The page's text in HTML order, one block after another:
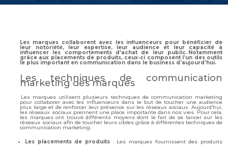
Les marques collaborent avec les influenceurs pour bénéficier de
leur notoriété, leur expertise, leur audience et leur capacité à
influencer les comportements d’achat de leur public. Notamment
grâce aux placements de produits, ceux-ci composent l’un des outils
le plus important en communication dans le business d’aujourd’hui.
Les techniques de communication
marketing des marques
Les marques utilisent plusieurs techniques de communication marketing
pour collaborer avec les influenceurs dans le but de toucher une audience
plus large et de renforcer leur présence sur les réseaux sociaux. Aujourd’hui,
les réseaux sociaux prennent une place importante dans nos vies. Pour cela,
les marques ont trouvé différents moyens dont le fait de se lancer sur les
réseaux sociaux afin de toucher leurs cibles grâce à différentes techniques de
communication marketing :
Les placements de produits : Les marques fournissent des produits